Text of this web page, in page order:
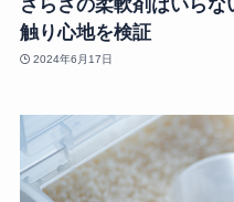
さらさの柔軟剤はいらな
触り心地を検証
2024年6月17日